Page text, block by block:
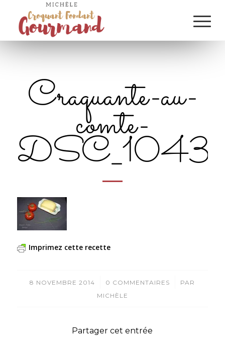
Craquante-au-
comte-
Imprimez cette recette
8 NOVEMBRE 2014
/ 0 COMMENTAIRES
/
PAR
MICHÈLE
Partager cet entrée